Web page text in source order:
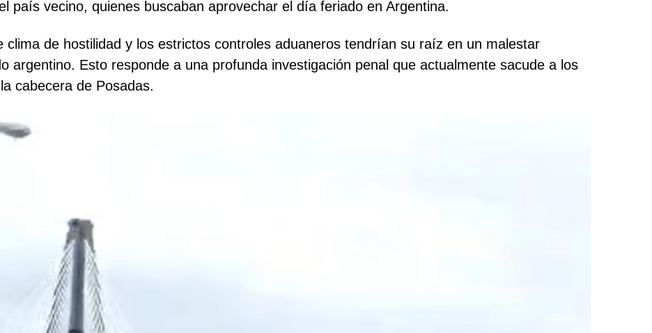
país vecino, quienes buscaban aprovechar el día feriado en Argentina.
clima de hostilidad y los estrictos controles aduaneros tendrían su raíz en un malestar
argentino. Esto responde a una profunda investigación penal que actualmente sacude a los
cabecera de Posadas.